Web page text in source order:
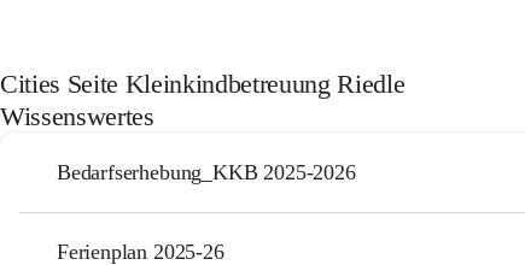
Cities Seite Kleinkindbetreuung Riedle
Wissenswertes
Bedarfserhebung_KKB 2025-2026
Ferienplan 2025-26